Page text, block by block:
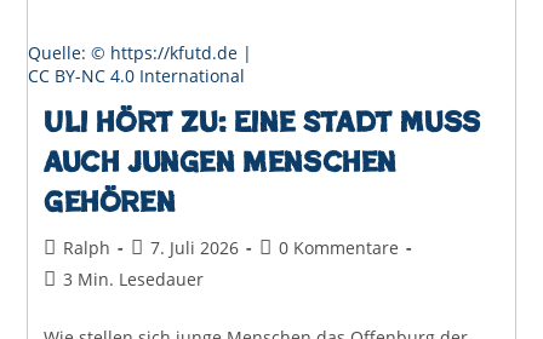
Quelle: © https://kfutd.de |
CC BY-NC 4.0 International
Uli hört zu: Eine Stadt muss
auch jungen Menschen
gehören
Beitrags-
Autor:
Ralph
Beitrag
veröffentlicht:
7. Juli 2026
Beitrags-
0 Kommentare
Lesedauer:
3 Min. Lesedauer